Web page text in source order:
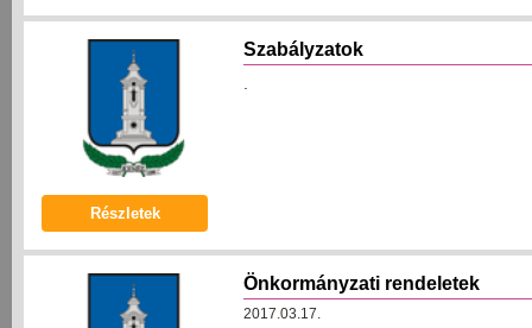
Szabályzatok
Részletek
Önkormányzati rendeletek
2017.03.17.